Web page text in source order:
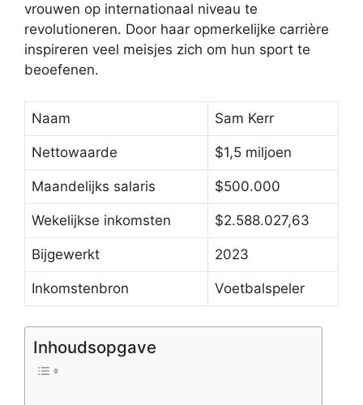
vrouwen op internationaal niveau te
revolutioneren. Door haar opmerkelijke carrière
inspireren veel meisjes zich om hun sport te
beoefenen.
Naam Sam Kerr
Nettowaarde $1,5 miljoen
Maandelijks salaris $500.000
Wekelijkse inkomsten $2.588.027,63
Bijgewerkt 2023
Inkomstenbron Voetbalspeler
Inhoudsopgave